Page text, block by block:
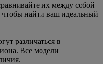
их между собой
найти ваш идеальный
различаться в
Все модели